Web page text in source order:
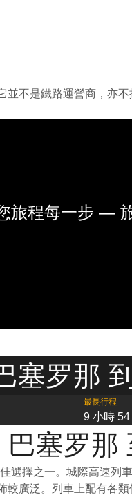
並不是鐵路運營商，亦
旅程每一步 —
塞罗那
最長行程
9 小時 54
巴塞罗那
選擇之一。城際高速
較廣泛。列車上配有